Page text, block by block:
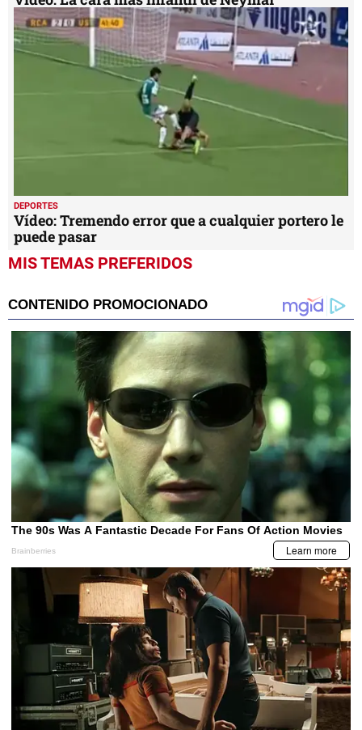
DEPORTES
Vídeo: Tremendo error que a cualquier portero le
puede pasar
MIS TEMAS PREFERIDOS